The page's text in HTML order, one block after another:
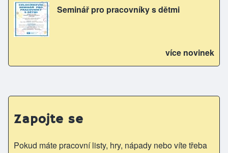
Seminář pro pracovníky s dětmi
více novinek
Zapojte se
Pokud máte pracovní listy, hry, nápady nebo víte třeba